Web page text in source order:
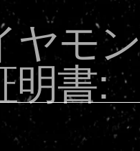
ヤモン
明書: